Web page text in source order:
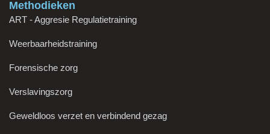
Methodieken
ART - Aggresie Regulatietraining
Weerbaarheidstraining
Forensische zorg
Verslavingszorg
Geweldloos verzet en verbindend gezag